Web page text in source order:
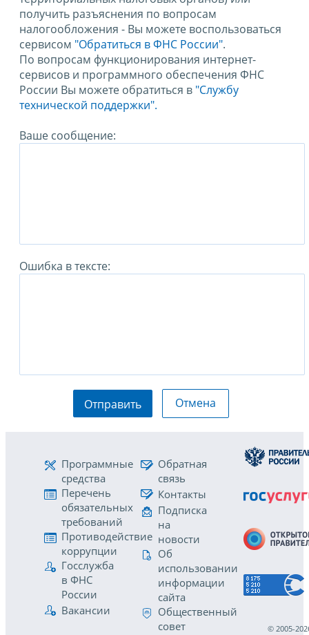
получить разъяснения по вопросам
налогообложения - Вы можете воспользоваться
сервисом "Обратиться в ФНС России".
По вопросам функционирования интернет-
сервисов и программного обеспечения ФНС
России Вы можете обратиться в "Службу
технической поддержки".
Ваше сообщение:
Ошибка в тексте:
Отправить Отмена
Программные
средства
Перечень
обязательных
требований
Противодействие
коррупции
Госслужба
в ФНС
России
Вакансии
Обратная
связь
Контакты
Подписка
на
новости
Об
использовании
информации
сайта
Общественный
совет
© 2005-